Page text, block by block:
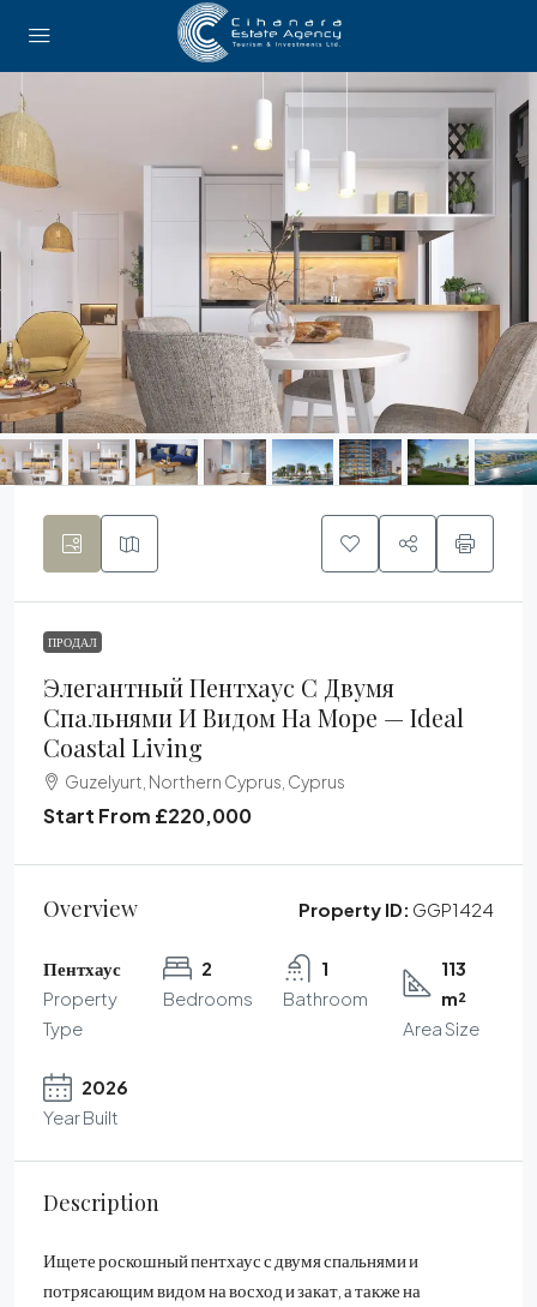
ПРОДАЛ
Элегантный Пентхаус С Двумя
Спальнями И Видом На Море — Ideal
Coastal Living
Guzelyurt, Northern Cyprus, Cyprus
Start From £220,000
Overview Property ID: GGP1424
Пентхаус
Property
Type
2
Bedrooms
1
Bathroom
113
m²
Area Size
2026
Year Built
Description
Ищете роскошный пентхаус с двумя спальнями и
потрясающим видом на восход и закат, а также на